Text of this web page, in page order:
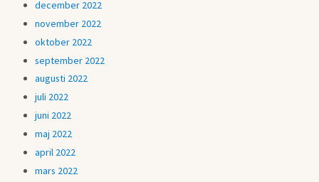
december 2022
november 2022
oktober 2022
september 2022
augusti 2022
juli 2022
juni 2022
maj 2022
april 2022
mars 2022